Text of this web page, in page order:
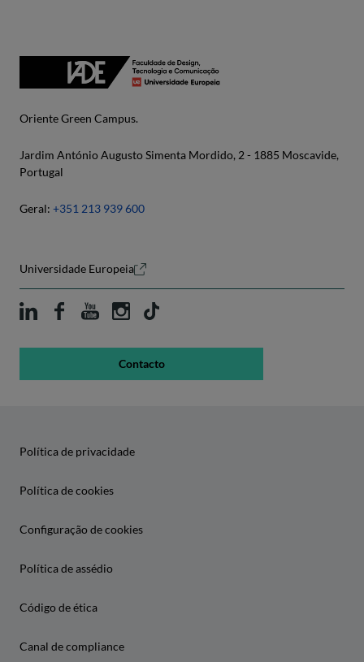
Oriente Green Campus.
Jardim António Augusto Simenta Mordido, 2 - 1885 Moscavide,
Portugal
Geral: +351 213 939 600
Universidade Europeia
Contacto
Política de privacidade
Política de cookies
Configuração de cookies
Política de assédio
Código de ética
Canal de compliance